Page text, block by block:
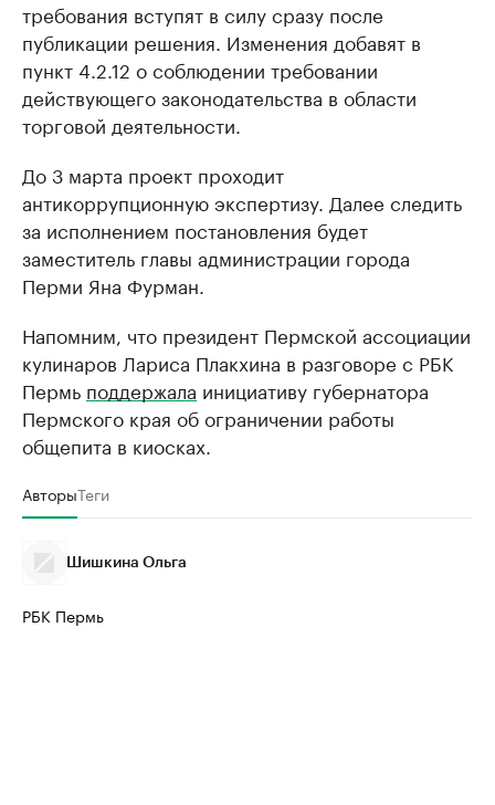
требования вступят в силу сразу после
публикации решения. Изменения добавят в
пункт 4.2.12 о соблюдении требовании
действующего законодательства в области
торговой деятельности.
До 3 марта проект проходит
антикоррупционную экспертизу. Далее следить
за исполнением постановления будет
заместитель главы администрации города
Перми Яна Фурман.
Напомним, что президент Пермской ассоциации
кулинаров Лариса Плакхина в разговоре с РБК
Пермь поддержала инициативу губернатора
Пермского края об ограничении работы
общепита в киосках.
АвторыТеги
Шишкина Ольга
РБК Пермь